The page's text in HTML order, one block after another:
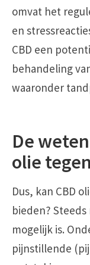
omvat het
en
CBD een
behandeling
waaronder
De
olie
Dus, kan CBD
bieden?
mogelijk is.
pijnstillende